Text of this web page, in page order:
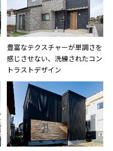
豊富なテクスチャーが単調さを
感じさせない、洗練されたコン
トラストデザイン